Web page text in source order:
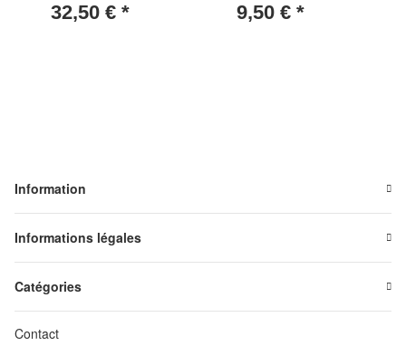
32,50 € * 9,50 € *
Information
Informations légales
Catégories
Contact